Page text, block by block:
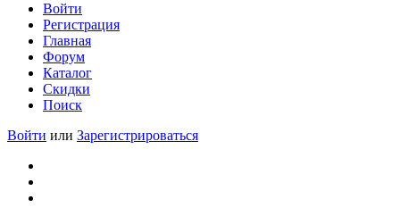
Войти
Регистрация
Главная
Форум
Каталог
Скидки
Поиск
Войти или Зарегистрироваться